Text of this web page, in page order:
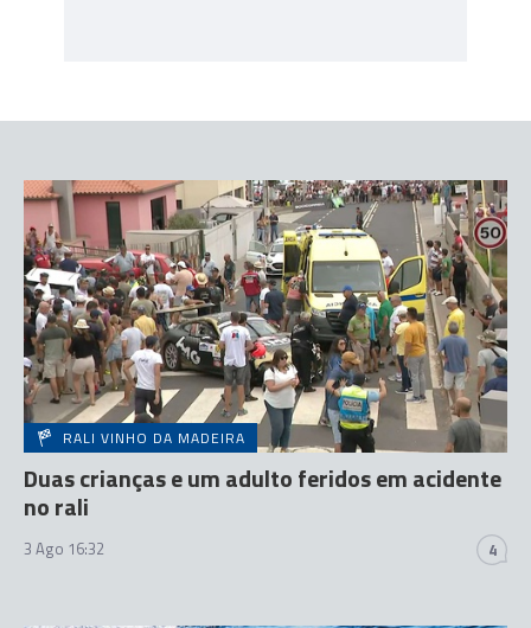
RALI VINHO DA MADEIRA
Duas crianças e um adulto feridos em acidente
no rali
3 Ago 16:32 4